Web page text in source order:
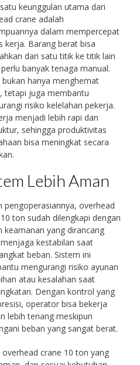
keunggulan utama dari
crane adalah
dalam mempercepat
kerja. Barang berat bisa
dari satu titik ke titik lain
banyak tenaga manual.
bukan hanya menghemat
tetapi juga membantu
risiko kelelahan pekerja.
menjadi lebih rapi dan
sehingga produktivitas
bisa meningkat secara
Lebih Aman
pengoperasiannya, overhead
ton sudah dilengkapi dengan
keamanan yang dirancang
kestabilan saat
beban. Sistem ini
mengurangi risiko ayunan
atau kesalahan saat
Dengan kontrol yang
operator bisa bekerja
lebih tenang meskipun
beban yang sangat berat.
overhead crane 10 ton yang